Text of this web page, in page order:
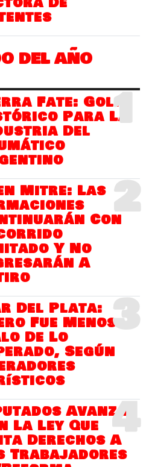
DEL AÑO
1
Fate: Golpe
Para La
Del
2
Mitre: Las
Con
Y No
A
3
Del Plata:
Fue Menos
De Lo
Según
4
Avanza
La Ley Que
Derechos A
Trabajadores